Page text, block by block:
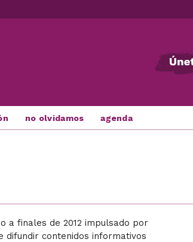
no olvidamos agenda
a finales de 2012 impulsado por
difundir contenidos informativos